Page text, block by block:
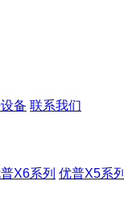
备 联系我们
X6系列 优普X5系列